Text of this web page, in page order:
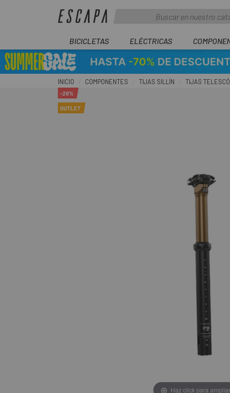
BICICLETAS ELÉCTRICAS
INICIO COMPONENTES TIJAS SILLÍN TIJAS
-26%
OUTLET
Haz click para ampliar